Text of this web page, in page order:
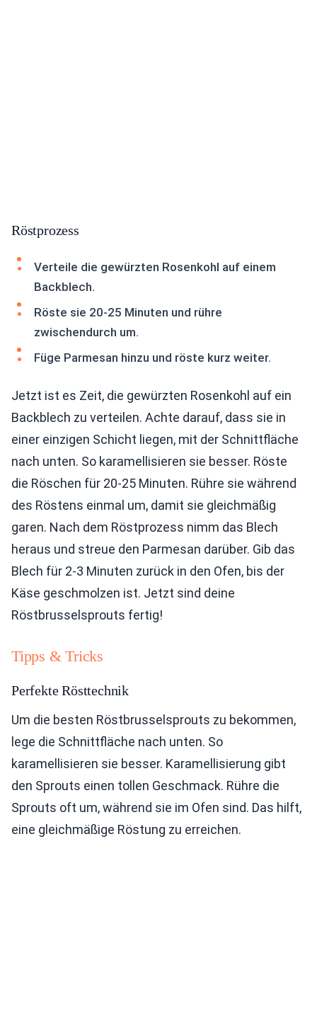
Röstprozess
Verteile die gewürzten Rosenkohl auf einem
Backblech.
Röste sie 20-25 Minuten und rühre
zwischendurch um.
Füge Parmesan hinzu und röste kurz weiter.
Jetzt ist es Zeit, die gewürzten Rosenkohl auf ein
Backblech zu verteilen. Achte darauf, dass sie in
einer einzigen Schicht liegen, mit der Schnittfläche
nach unten. So karamellisieren sie besser. Röste
die Röschen für 20-25 Minuten. Rühre sie während
des Röstens einmal um, damit sie gleichmäßig
garen. Nach dem Röstprozess nimm das Blech
heraus und streue den Parmesan darüber. Gib das
Blech für 2-3 Minuten zurück in den Ofen, bis der
Käse geschmolzen ist. Jetzt sind deine
Röstbrusselsprouts fertig!
Tipps & Tricks
Perfekte Rösttechnik
Um die besten Röstbrusselsprouts zu bekommen,
lege die Schnittfläche nach unten. So
karamellisieren sie besser. Karamellisierung gibt
den Sprouts einen tollen Geschmack. Rühre die
Sprouts oft um, während sie im Ofen sind. Das hilft,
eine gleichmäßige Röstung zu erreichen.